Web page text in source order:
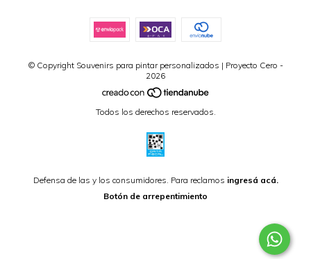
© Copyright Souvenirs para pintar personalizados | Proyecto Cero -
2026
Todos los derechos reservados.
Defensa de las y los consumidores. Para reclamos ingresá acá.
Botón de arrepentimiento